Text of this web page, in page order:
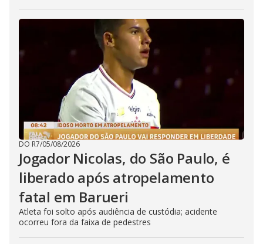
DO R7/05/08/2026
Jogador Nicolas, do São Paulo, é
liberado após atropelamento
fatal em Barueri
Atleta foi solto após audiência de custódia; acidente
ocorreu fora da faixa de pedestres